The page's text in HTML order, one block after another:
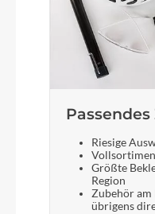
Riesige
Größte
Region
Zubehör am
übrigens